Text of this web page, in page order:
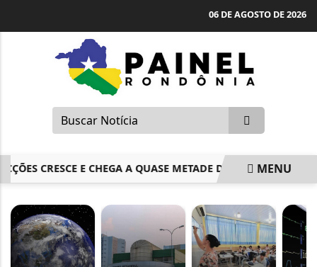
06 DE AGOSTO DE 2026
CRESCE E CHEGA A QUASE METADE DAS CIDADES DA
MENU